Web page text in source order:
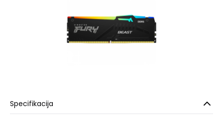
Specifikacija